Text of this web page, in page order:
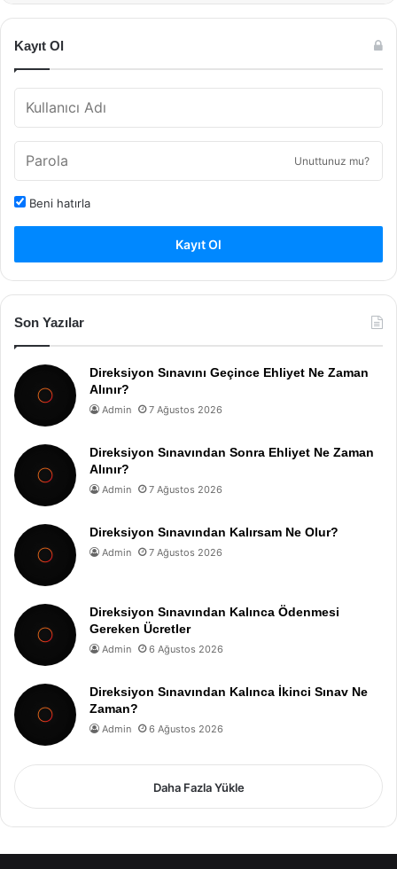
Kayıt Ol
Unuttunuz mu?
Beni hatırla
Kayıt Ol
Son Yazılar
Direksiyon Sınavını Geçince Ehliyet Ne Zaman
Alınır?
Admin 7 Ağustos 2026
Direksiyon Sınavından Sonra Ehliyet Ne Zaman
Alınır?
Admin 7 Ağustos 2026
Direksiyon Sınavından Kalırsam Ne Olur?
Admin 7 Ağustos 2026
Direksiyon Sınavından Kalınca Ödenmesi
Gereken Ücretler
Admin 6 Ağustos 2026
Direksiyon Sınavından Kalınca İkinci Sınav Ne
Zaman?
Admin 6 Ağustos 2026
Daha Fazla Yükle